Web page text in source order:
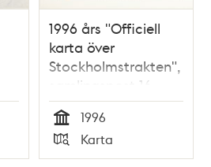
1996 års "Officiell
karta över
Stockholmstrakten",
samlingspost 16
blad
Tid
1996
Typ
Karta